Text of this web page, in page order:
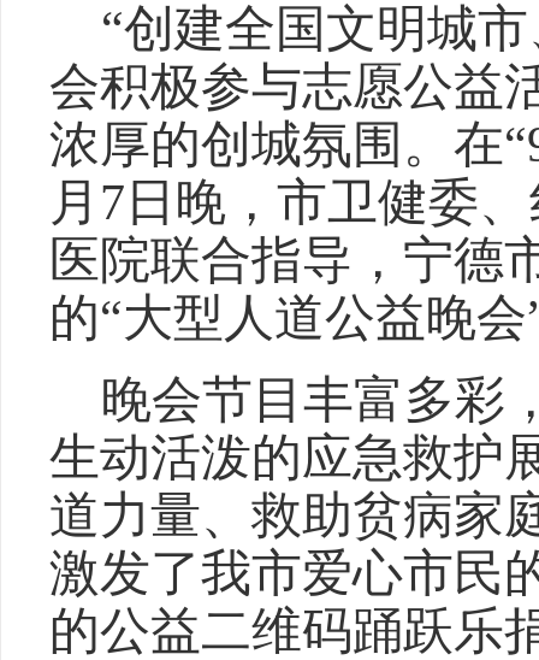
“创建全国文明城
会积极参与志愿公益
浓厚的创城氛围。 在
月7日晚，市卫健委
医院联合指导 ，宁德
的“大型 人道公益晚会
晚会节目 丰富多彩
生动活泼的应急救护
道力量、救助贫病家
激发了我市爱心市民
的公益二维码踊跃乐